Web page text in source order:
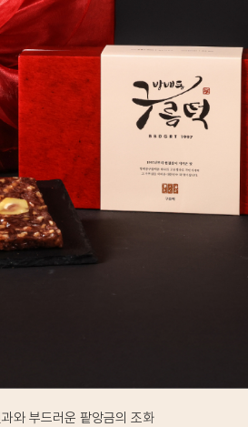
아있는, 달짝지근한 정통 약식